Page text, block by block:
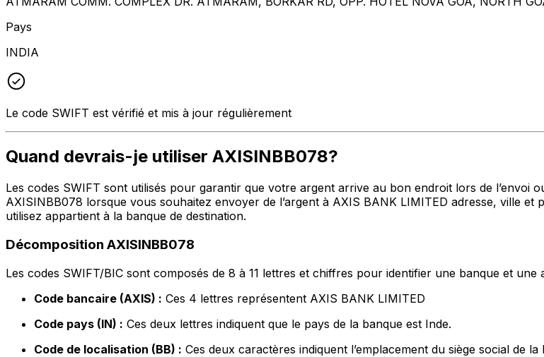
Pays
INDIA
Le code SWIFT est vérifié et mis à jour régulièrement
Quand devrais-je utiliser AXISINBB078?
Les codes SWIFT sont utilisés pour garantir que votre argent arrive au bon endroit lors de l’envoi
AXISINBB078 lorsque vous souhaitez envoyer de l’argent à AXIS BANK LIMITED adresse, ville
utilisez appartient à la banque de destination.
Décomposition AXISINBB078
Les codes SWIFT/BIC sont composés de 8 à 11 lettres et chiffres pour identifier une banque et une
Code bancaire (AXIS) : Ces 4 lettres représentent AXIS BANK LIMITED
Code pays (IN) : Ces deux lettres indiquent que le pays de la banque est Inde.
Code de localisation (BB) : Ces deux caractères indiquent l’emplacement du siège social de la